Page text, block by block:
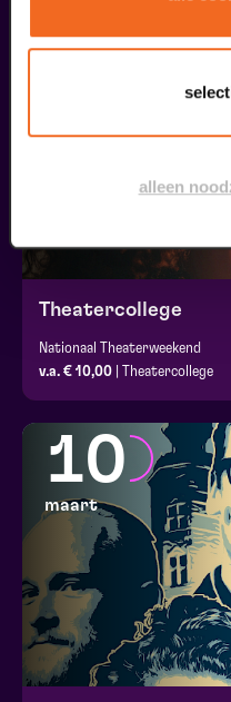
alleen
29
Theatercollege
Nationaal Theaterweekend
v.a. € 10,00 | Theatercollege
10
maart